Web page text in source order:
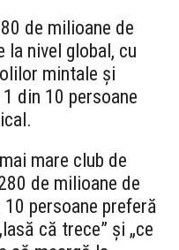
de milioane de
la nivel global, cu
mintale și
din 10 persoane
mare club de
de milioane de
persoane preferă
că trece” și „ce